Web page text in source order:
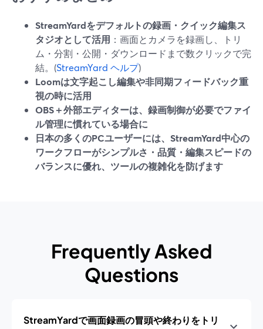
StreamYardをデフォルトの録画・クイック編集ス
タジオとして活用 ：画面とカメラを録画し、トリ
ム・分割・公開・ダウンロードまで数クリックで完
結。(StreamYard ヘルプ)
Loomは文字起こし編集や非同期フィードバック重
視の時に活用
OBS＋外部エディターは、録画制御が必要でファイ
ル管理に慣れている場合に
日本の多くのPCユーザーには、StreamYard中心の
ワークフローがシンプルさ・品質・編集スピードの
バランスに優れ、ツールの複雑化を防げます
Frequently Asked
Questions
StreamYardで画面録画の冒頭や終わりをトリ